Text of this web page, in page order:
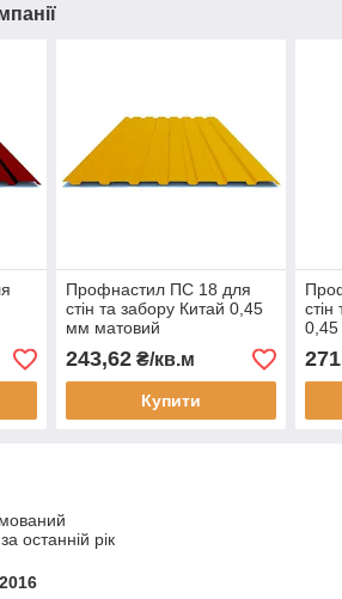
Профнастил ПС 18 для
стін та забору Китай 0,45
мм матовий
243,62₴/кв.м
Купити
останній рік